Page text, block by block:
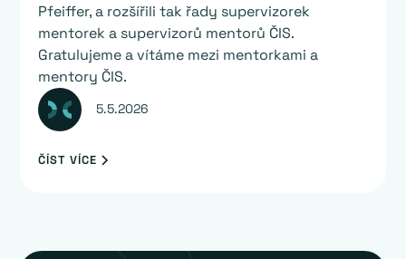
Pfeiffer, a rozšířili tak řady supervizorek
mentorek a supervizorů mentorů ČIS.
Gratulujeme a vítáme mezi mentorkami a
mentory ČIS.
5.5.2026
ČÍST VÍCE